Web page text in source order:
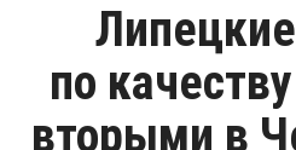
по
вторыми в